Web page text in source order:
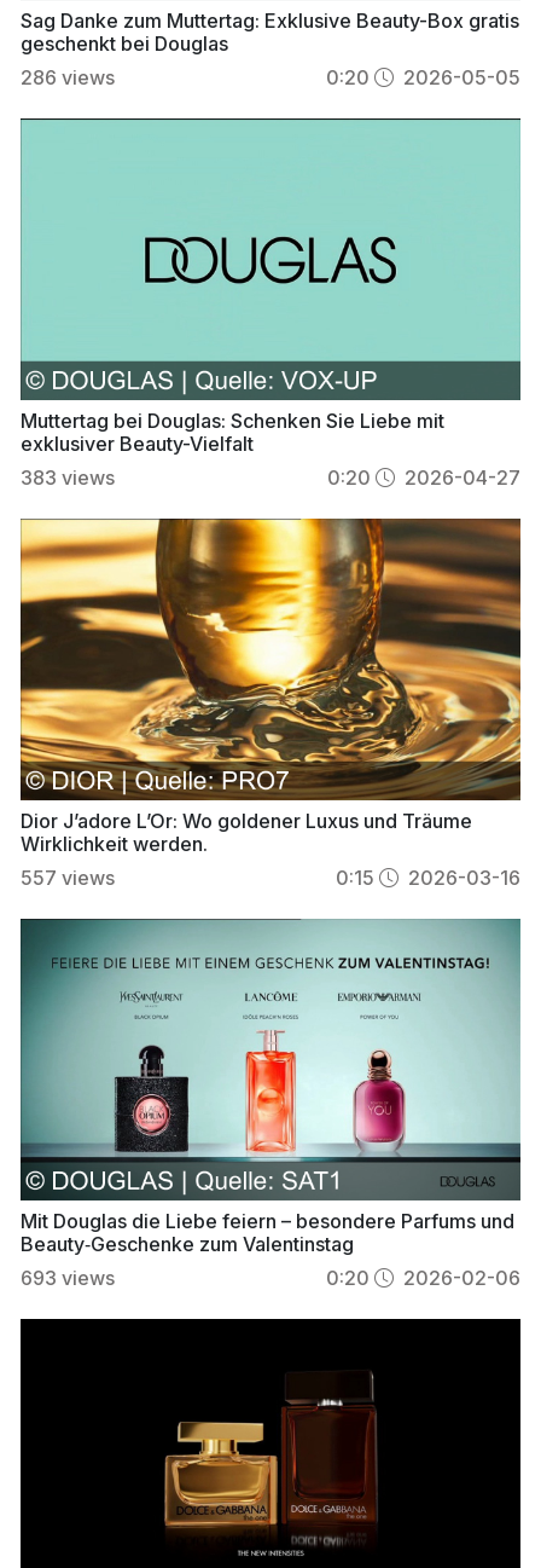
Sag Danke zum Muttertag: Exklusive Beauty-Box gratis
geschenkt bei Douglas
286 views 0:20 2026-05-05
Muttertag bei Douglas: Schenken Sie Liebe mit
exklusiver Beauty-Vielfalt
383 views 0:20 2026-04-27
Dior J’adore L’Or: Wo goldener Luxus und Träume
Wirklichkeit werden.
557 views 0:15 2026-03-16
Mit Douglas die Liebe feiern – besondere Parfums und
Beauty‑Geschenke zum Valentinstag
693 views 0:20 2026-02-06